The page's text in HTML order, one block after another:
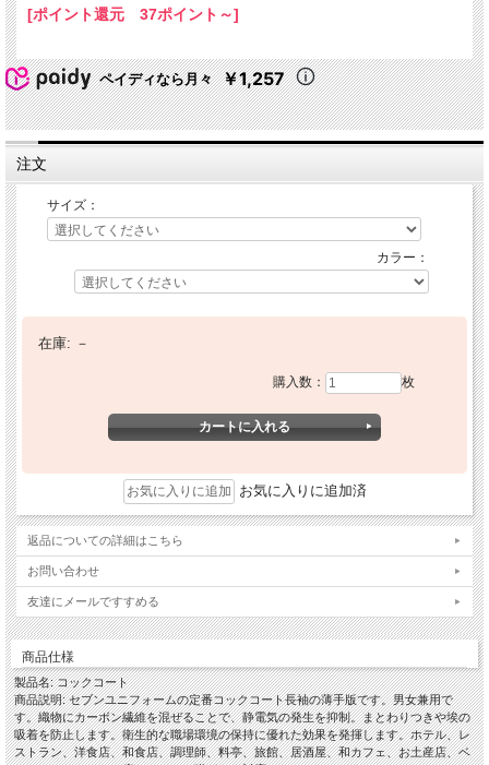
[ポイント還元 37ポイント～]
ペイディなら月々 ￥1,257
注文
サイズ：
カラー：
在庫: －
購入数： 枚
お気に入りに追加済
返品についての詳細はこちら
お問い合わせ
友達にメールですすめる
商品仕様
製品名: コックコート
商品説明: セブンユニフォームの定番コックコート長袖の薄手版です。男女兼用で
す。織物にカーボン繊維を混ぜることで、静電気の発生を抑制。まとわりつきや埃の
吸着を防止します。衛生的な職場環境の保持に優れた効果を発揮します。ホテル、レ
ストラン、洋食店、和食店、調理師、料亭、旅館、居酒屋、和カフェ、お土産店、ベ